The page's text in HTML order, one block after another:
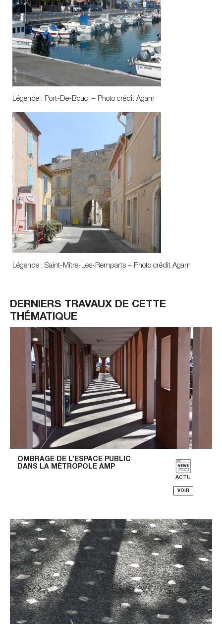
Légende : Port-De-Bouc – Photo crédit Agam
Légende : Saint-Mitre-Les-Remparts – Photo crédit Agam
DERNIERS TRAVAUX DE CETTE
THÉMATIQUE
OMBRAGE DE L’ESPACE PUBLIC
DANS LA MÉTROPOLE AMP
ACTU
VOIR